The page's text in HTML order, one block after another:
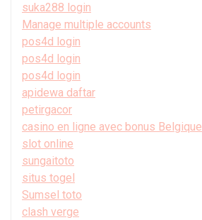
suka288 login
Manage multiple accounts
pos4d login
pos4d login
pos4d login
apidewa daftar
petirgacor
casino en ligne avec bonus Belgique
slot online
sungaitoto
situs togel
Sumsel toto
clash verge